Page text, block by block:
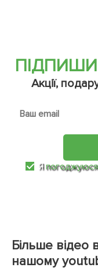
Акції,
Я
Більше відео
нашому